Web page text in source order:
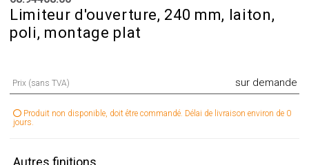
Limiteur d'ouverture, 240 mm, laiton,
poli, montage plat
Prix (sans TVA) sur demande
Produit non disponible, doit être commandé. Délai de livraison environ de 0
jours.
Autres finitions